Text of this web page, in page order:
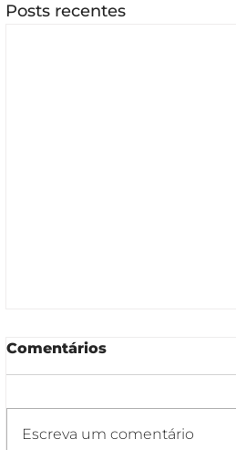
Posts recentes
Comentários
Escreva um comentário